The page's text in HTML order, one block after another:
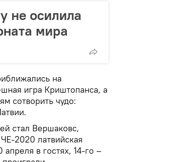
не осилила
мира
на
игра Криштопанса, а
сотворить чудо:
стал Вершаковс,
2020 латвийская
в гостях, 14-го –